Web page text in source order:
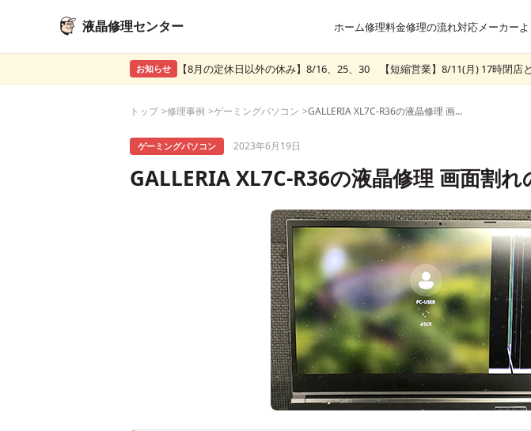
液晶修理センター ホーム修理料金修理の流れ対応メーカー
お知らせ 【8月の定休日以外の休み】8/16、25、30 【短縮営業】8/11(月) 17時閉店と
トップ 修理事例 ゲーミングパソコン GALLERIA XL7C-R36の液晶修理 画面割れのパネル交換
ゲーミングパソコン 2023年6月19日
GALLERIA XL7C-R36の液晶修理 画面割